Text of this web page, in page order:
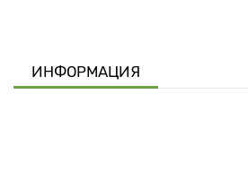
ИНФОРМАЦИЯ